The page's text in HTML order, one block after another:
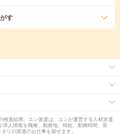
す
索結果。エン派遣は、エンが運営する人材派遣
人情報を職種、勤務地、時給、勤務時間、長
リの派遣のお仕事を探せます。